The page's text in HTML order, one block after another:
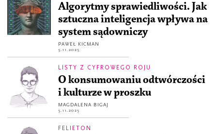
Algorytmy sprawiedliwości. Jak
sztuczna inteligencja wpływa na
system sądowniczy
PAWEŁ KICMAN
5.11.2025
LISTY Z CYFROWEGO ROJU
O konsumowaniu odtwórczości
i kulturze w proszku
MAGDALENA BIGAJ
5.11.2025
FELIETON